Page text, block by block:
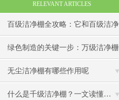
RELEVANT ARTICLES
百级洁净棚全攻略：它和百级洁净
室到底有什么区别？
绿色制造的关键一步：万级洁净棚
助力环保型半导体产业发展
无尘洁净棚有哪些作用呢
什么是千级洁净棚？一文读懂其结构特点与局部净化优势